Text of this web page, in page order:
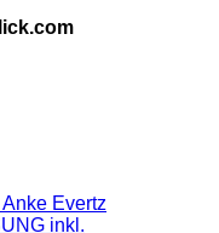
Evertz
inkl.